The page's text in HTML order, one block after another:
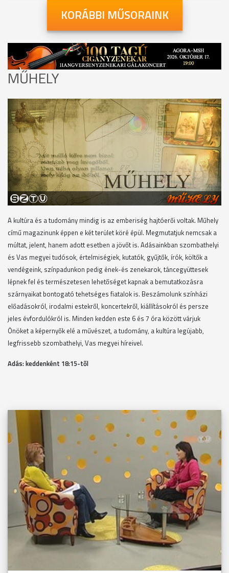
KORÁBBI MŰSORAINK
MŰHELY
A kultúra és a tudomány mindig is az emberiség hajtóerői voltak. Műhely
című magazinunk éppen e két terület köré épül. Megmutatjuk nemcsak a
múltat, jelent, hanem adott esetben a jövőt is. Adásainkban szombathelyi
és Vas megyei tudósok, értelmiségiek, kutatók, gyűjtők, írók, költők a
vendégeink, színpadunkon pedig ének-és zenekarok, táncegyüttesek
lépnek fel és természetesen lehetőséget kapnak a bemutatkozásra
szárnyaikat bontogató tehetséges fiatalok is. Beszámolunk színházi
előadásokról, irodalmi estekről, koncertekről, kiállításokról és persze
jeles évfordulókról is. Minden kedden este 6 és 7 óra között várjuk
Önöket a képernyők elé a művészet, a tudomány, a kultúra legújabb,
legfrissebb szombathelyi, Vas megyei híreivel.
Adás: keddenként 18:15-től